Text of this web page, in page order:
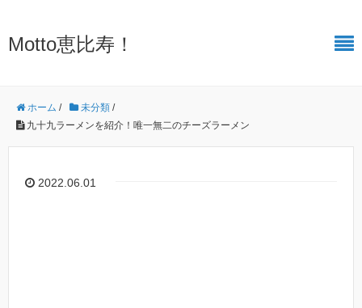
Motto恵比寿！
ホーム / 未分類 /
九十九ラーメンを紹介！唯一無二のチーズラーメン
2022.06.01